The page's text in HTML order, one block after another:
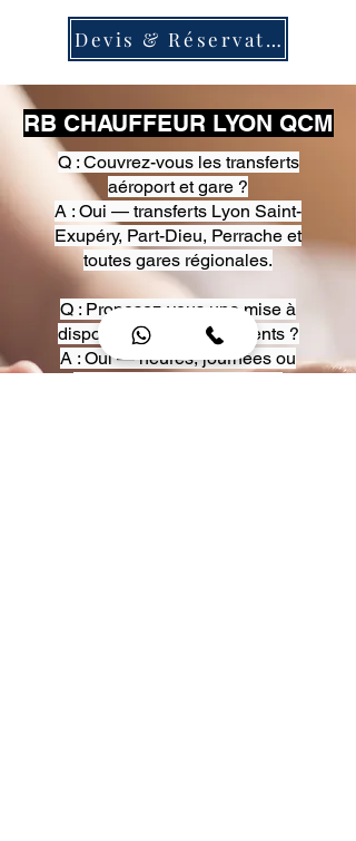
Devis & Réservation
RB CHAUFFEUR LYON QCM
Q : Couvrez-vous les transferts
aéroport et gare ?
A : Oui — transferts Lyon Saint-
Exupéry, Part-Dieu, Perrache et
toutes gares régionales.
Q : Proposez-vous une mise à
disposition pour événements ?
A : Oui — heures, journées ou